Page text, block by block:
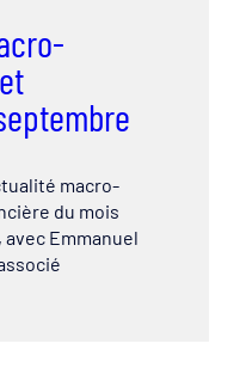
macro-
du mois
Emmanuel